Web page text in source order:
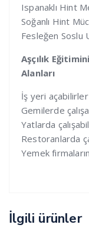
Ispanaklı Hint
Soğanlı Hint
Fesleğen Soslu
Aşçılık
Alanları
İş yeri açabilirler
Gemilerde
Yatlarda
Restoranlarda
Yemek
İlgili ürünler